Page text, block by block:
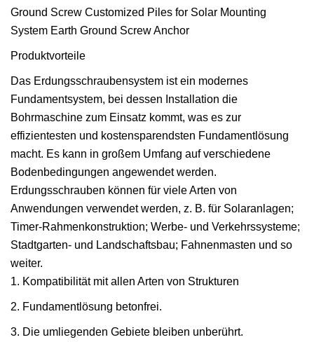
Produktvorteile
Das Erdungsschraubensystem ist ein modernes
Fundamentsystem, bei dessen Installation die
Bohrmaschine zum Einsatz kommt, was es zur
effizientesten und kostensparendsten Fundamentlösung
macht. Es kann in großem Umfang auf verschiedene
Bodenbedingungen angewendet werden.
Erdungsschrauben können für viele Arten von
Anwendungen verwendet werden, z. B. für Solaranlagen;
Timer-Rahmenkonstruktion; Werbe- und Verkehrssysteme;
Stadtgarten- und Landschaftsbau; Fahnenmasten und so
weiter.
1. Kompatibilität mit allen Arten von Strukturen
2. Fundamentlösung betonfrei.
3. Die umliegenden Gebiete bleiben unberührt.